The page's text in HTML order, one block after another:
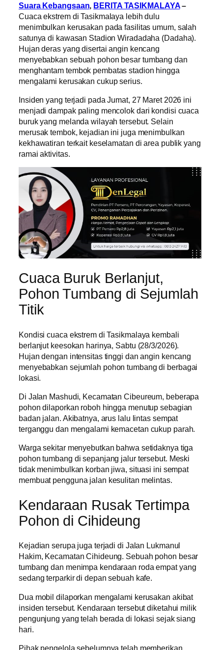
Suara Kebangsaan, BERITA TASIKMALAYA–
Cuaca ekstrem di Tasikmalaya lebih dulu
menimbulkan kerusakan pada fasilitas umum, salah
satunya di kawasan Stadion Wiradadaha (Dadaha).
Hujan deras yang disertai angin kencang
menyebabkan sebuah pohon besar tumbang dan
menghantam tembok pembatas stadion hingga
mengalami kerusakan cukup serius.
Insiden yang terjadi pada Jumat, 27 Maret 2026 ini
menjadi dampak paling mencolok dari kondisi cuaca
buruk yang melanda wilayah tersebut. Selain
merusak tembok, kejadian ini juga menimbulkan
kekhawatiran terkait keselamatan di area publik yang
ramai aktivitas.
Cuaca Buruk Berlanjut,
Pohon Tumbang di Sejumlah
Titik
Kondisi cuaca ekstrem di Tasikmalaya kembali
berlanjut keesokan harinya, Sabtu (28/3/2026).
Hujan dengan intensitas tinggi dan angin kencang
menyebabkan sejumlah pohon tumbang di berbagai
lokasi.
Di Jalan Mashudi, Kecamatan Cibeureum, beberapa
pohon dilaporkan roboh hingga menutup sebagian
badan jalan. Akibatnya, arus lalu lintas sempat
terganggu dan mengalami kemacetan cukup parah.
Warga sekitar menyebutkan bahwa setidaknya tiga
pohon tumbang di sepanjang jalur tersebut. Meski
tidak menimbulkan korban jiwa, situasi ini sempat
membuat pengguna jalan kesulitan melintas.
Kendaraan Rusak Tertimpa
Pohon di Cihideung
Kejadian serupa juga terjadi di Jalan Lukmanul
Hakim, Kecamatan Cihideung. Sebuah pohon besar
tumbang dan menimpa kendaraan roda empat yang
sedang terparkir di depan sebuah kafe.
Dua mobil dilaporkan mengalami kerusakan akibat
insiden tersebut. Kendaraan tersebut diketahui milik
pengunjung yang telah berada di lokasi sejak siang
hari.
Pihak pengelola sebelumnya telah memberikan